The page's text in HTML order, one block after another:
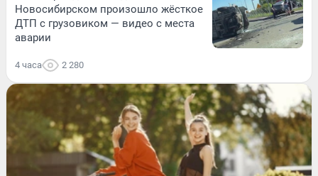
Новосибирском произошло жёсткое
ДТП с грузовиком — видео с места
аварии
4 часа 2 280